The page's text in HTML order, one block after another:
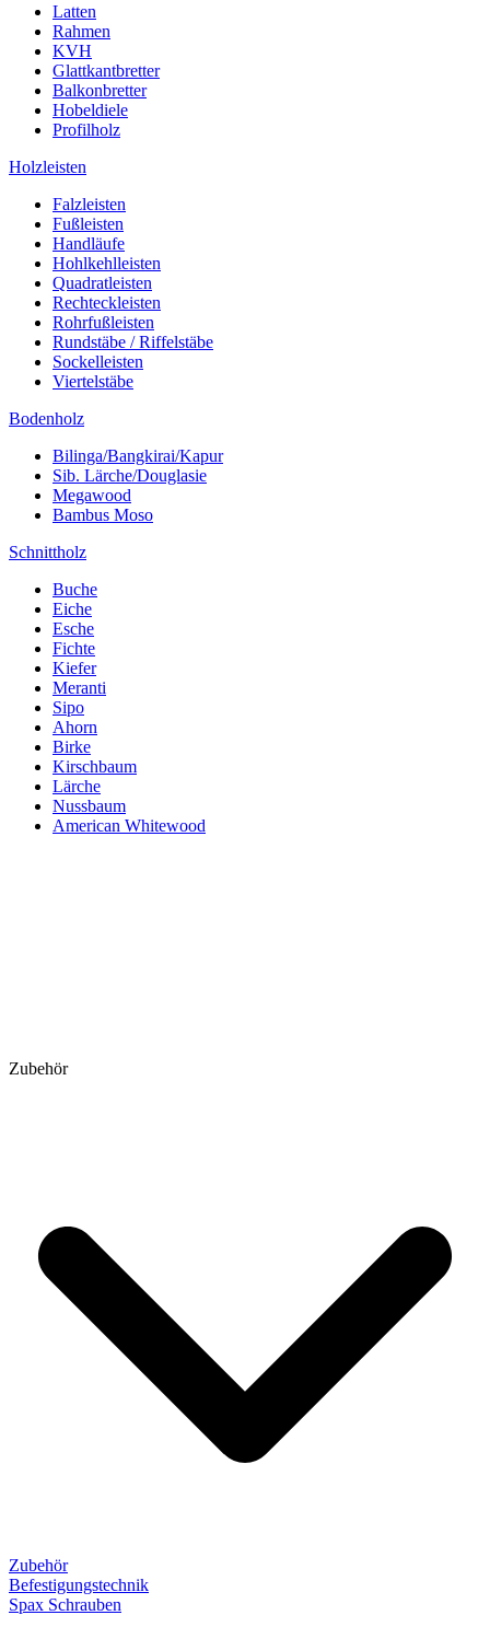
Latten
Rahmen
KVH
Glattkantbretter
Balkonbretter
Hobeldiele
Profilholz
Holzleisten
Falzleisten
Fußleisten
Handläufe
Hohlkehlleisten
Quadratleisten
Rechteckleisten
Rohrfußleisten
Rundstäbe / Riffelstäbe
Sockelleisten
Viertelstäbe
Bodenholz
Bilinga/Bangkirai/Kapur
Sib. Lärche/Douglasie
Megawood
Bambus Moso
Schnittholz
Buche
Eiche
Esche
Fichte
Kiefer
Meranti
Sipo
Ahorn
Birke
Kirschbaum
Lärche
Nussbaum
American Whitewood
Zubehör
Zubehör
Befestigungstechnik
Spax Schrauben